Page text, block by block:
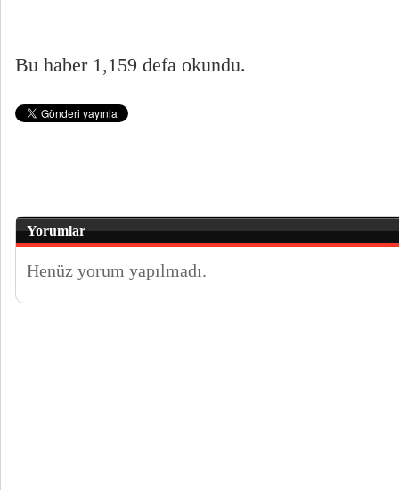
Bu haber 1,159 defa okundu.
Yorumlar
Henüz yorum yapılmadı.